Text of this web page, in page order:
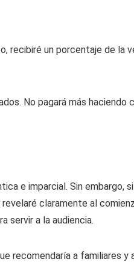
recibiré un porcentaje de la
No pagará más haciendo
e imparcial. Sin embargo,
claramente al
servir a la audiencia.
recomendaría a familiares y